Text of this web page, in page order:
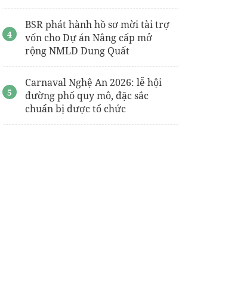
BSR phát hành hồ sơ mời tài trợ
vốn cho Dự án Nâng cấp mở
rộng NMLD Dung Quất
Carnaval Nghệ An 2026: lễ hội
đường phố quy mô, đặc sắc
chuẩn bị được tổ chức